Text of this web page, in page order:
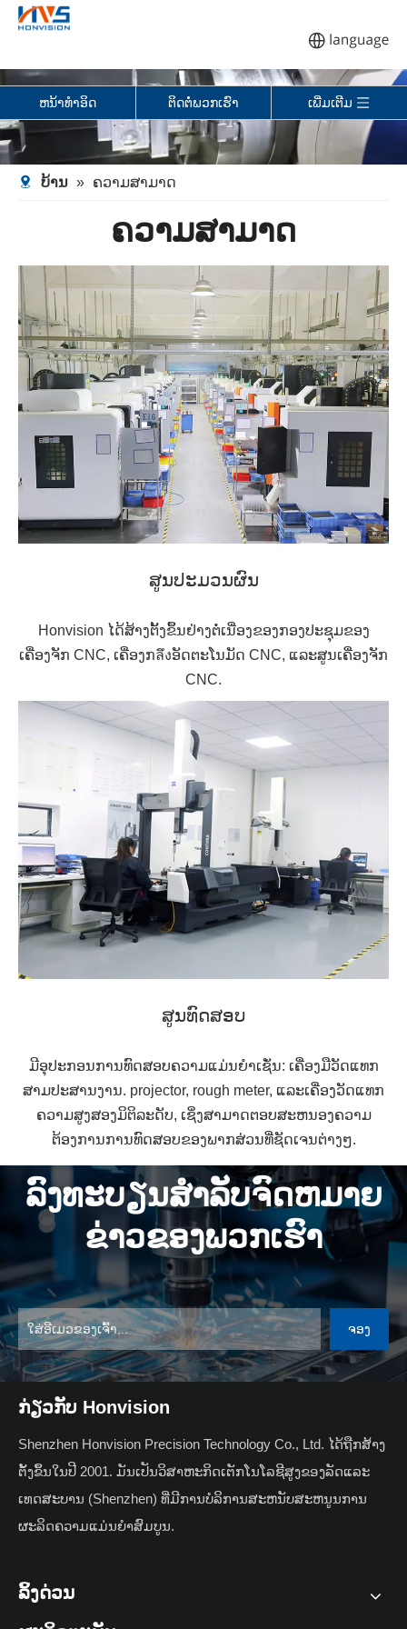
ຫນ້າທໍາອິດ ຕິດຕໍ່ພວກເຮົາ ເພີ່ມເຕີມ
ບ້ານ » ຄວາມ​ສາ​ມາດ
ຄວາມສາມາດ
ສູນປະມວນຜົນ
Honvision ໄດ້ສ້າງຕັ້ງຂຶ້ນຢ່າງຕໍ່ເນື່ອງຂອງກອງປະຊຸມຂອງ
ເຄື່ອງຈັກ CNC, ເຄື່ອງກลึงອັດຕະໂນມັດ CNC, ແລະສູນເຄື່ອງຈັກ
CNC.
ສູນທົດສອບ
ມີອຸປະກອນການທົດສອບຄວາມແມ່ນຍໍາເຊັ່ນ: ເຄື່ອງມືວັດແທກ
ສາມປະສານງານ. projector, rough meter, ແລະເຄື່ອງວັດແທກ
ຄວາມສູງສອງມິຕິລະດັບ, ເຊິ່ງສາມາດຕອບສະຫນອງຄວາມ
ຕ້ອງການການທົດສອບຂອງພາກສ່ວນທີ່ຊັດເຈນຕ່າງໆ.
ລົງທະບຽນສໍາລັບຈົດຫມາຍ
ຂ່າວຂອງພວກເຮົາ
ຈອງ
ກ່ຽວກັບ Honvision
Shenzhen Honvision Precision Technology Co., Ltd. ໄດ້ຖືກສ້າງ
ຕັ້ງຂຶ້ນໃນປີ 2001. ມັນເປັນວິສາຫະກິດເຕັກໂນໂລຊີສູງຂອງລັດແລະ
ເທດສະບານ (Shenzhen) ທີ່ມີການບໍລິການສະຫນັບສະຫນູນການ
ຜະລິດຄວາມແມ່ນຍໍາສົມບູນ.
ລິ້ງດ່ວນ